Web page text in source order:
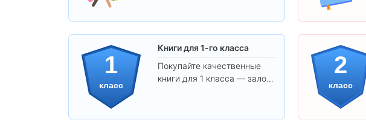
1
класс
Книги для 1-го класса
Покупайте качественные
книги для 1 класса — залог
2
класс